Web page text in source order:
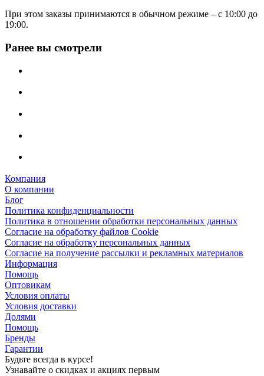
При этом заказы принимаются в обычном режиме – с 10:00 до
19:00.
Ранее вы смотрели
Компания
О компании
Блог
Политика конфиденциальности
Политика в отношении обработки персональных данных
Согласие на обработку файлов Cookie
Согласие на обработку персональных данных
Согласие на получение рассылки и рекламных материалов
Информация
Помощь
Оптовикам
Условия оплаты
Условия доставки
Долями
Помощь
Бренды
Гарантии
Будьте всегда в курсе!
Узнавайте о скидках и акциях первым